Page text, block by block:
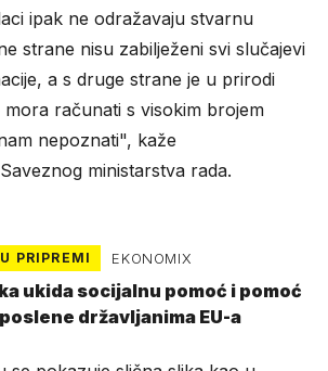
ipak ne odražavaju stvarnu
strane nisu zabilježeni svi slučajevi
a s druge strane je u prirodi
mora računati s visokim brojem
nepoznati", kaže
ministarstva rada.
PRIPREMI EKONOMIX
ukida socijalnu pomoć i pomoć
državljanima EU-a